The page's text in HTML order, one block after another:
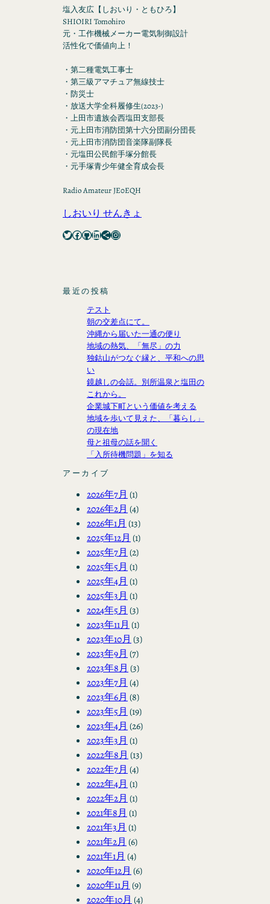
塩入友広【しおいり・ともひろ】
SHIOIRI Tomohiro
元・工作機械メーカー電気制御設計
活性化で価値向上！
・第二種電気工事士
・第三級アマチュア無線技士
・防災士
・放送大学全科履修生(2023-)
・上田市遺族会西塩田支部長
・元上田市消防団第十六分団副分団長
・元上田市消防団音楽隊副隊長
・元塩田公民館手塚分館長
・元手塚青少年健全育成会長
Radio Amateur JE0EQH
しおいり せんきょ
Twitter Facebook GitHub LinkedIn Share Icon Instagram
最近の投稿
テスト
朝の交差点にて。
沖縄から届いた一通の便り
地域の熱気、「無尽」の力
独鈷山がつなぐ縁と、平和への思
い
鏡越しの会話。別所温泉と塩田の
これから。
企業城下町という価値を考える
地域を歩いて見えた、「暮らし」
の現在地
母と祖母の話を聞く
「入所待機問題」を知る
アーカイブ
2026年7月 (1)
2026年2月 (4)
2026年1月 (13)
2025年12月 (1)
2025年7月 (2)
2025年5月 (1)
2025年4月 (1)
2025年3月 (1)
2024年5月 (3)
2023年11月 (1)
2023年10月 (3)
2023年9月 (7)
2023年8月 (3)
2023年7月 (4)
2023年6月 (8)
2023年5月 (19)
2023年4月 (26)
2023年3月 (1)
2022年8月 (13)
2022年7月 (4)
2022年4月 (1)
2022年2月 (1)
2021年8月 (1)
2021年3月 (1)
2021年2月 (6)
2021年1月 (4)
2020年12月 (6)
2020年11月 (9)
2020年10月 (4)